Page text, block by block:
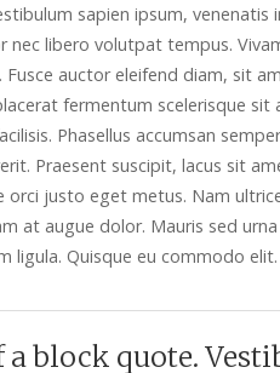
sapien ipsum,
nec libero volutpat tempus.
auctor eleifend diam, sit
fermentum scelerisque sit
Phasellus accumsan
Praesent suscipit, lacus sit
orci justo eget metus. Nam
at augue dolor. Mauris sed
ligula. Quisque eu commodo elit.
block quote.